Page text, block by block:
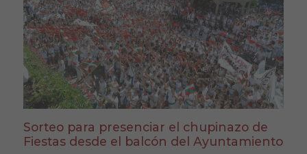
Sorteo para presenciar el chupinazo de
Fiestas desde el balcón del Ayuntamiento